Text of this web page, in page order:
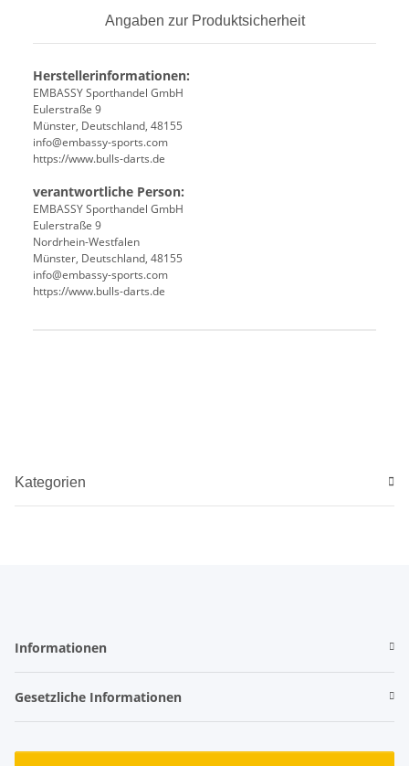
Angaben zur Produktsicherheit
Herstellerinformationen:
EMBASSY Sporthandel GmbH
Eulerstraße 9
Münster, Deutschland, 48155
info@embassy-sports.com
https://www.bulls-darts.de
verantwortliche Person:
EMBASSY Sporthandel GmbH
Eulerstraße 9
Nordrhein-Westfalen
Münster, Deutschland, 48155
info@embassy-sports.com
https://www.bulls-darts.de
Kategorien
Informationen
Gesetzliche Informationen